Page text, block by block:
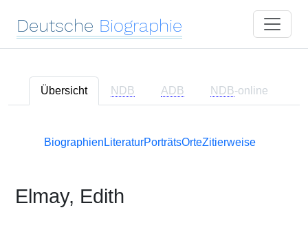
Deutsche Biographie
Übersicht NDB ADB NDB-online
Biographien LiteraturPorträtsOrteZitierweise
Elmay, Edith